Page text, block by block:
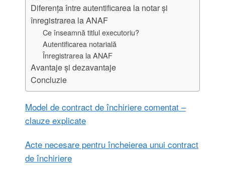
Diferența între autentificarea la notar și
înregistrarea la ANAF
Ce înseamnă titlul executoriu?
Autentificarea notarială
Înregistrarea la ANAF
Avantaje și dezavantaje
Concluzie
Model de contract de închiriere comentat –
clauze explicate
Acte necesare pentru încheierea unui contract
de închiriere